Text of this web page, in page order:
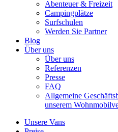
Abenteuer & Freizeit
Campingplätze
Surfschulen
Werden Sie Partner
Blog
Über uns
Über uns
Referenzen
Presse
FAQ
Allgemeine
unserem
Unsere Vans